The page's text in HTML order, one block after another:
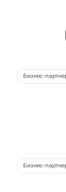
Бизнес-
Бизнес-